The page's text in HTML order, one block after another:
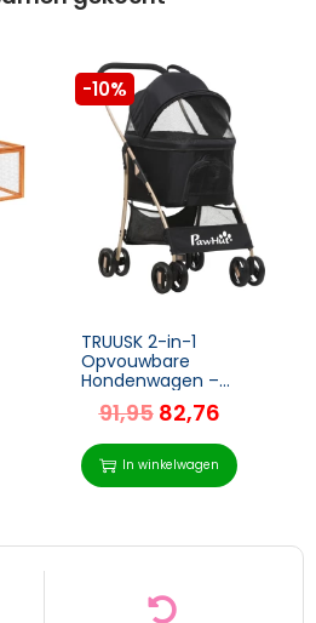
-10%
TRUUSK 2-in-1
Opvouwbare
Hondenwagen –
Transportmand en Tas
– 82cm x 49,5cm x
98cm – Voor Honden
en Katten – Inclusief
Mand –
91,95 82,76
In winkelwagen